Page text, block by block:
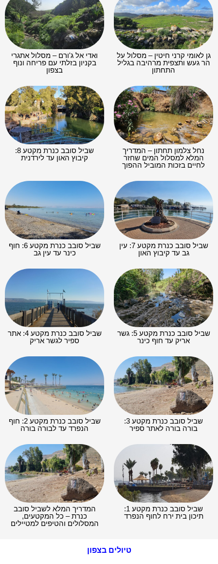
גן לאומי קרני חיטין – מסלול על
הר געש ותצפית מרהיבה בגליל
התחתון
ואדי אל ג'ורם – מסלול אתגרי
בקניון בזלתי עם פריחה ונוף
בצפון
נחל צלמון תחתון – המדריך
המלא למסלול המים שחזר
לחיים בזכות המוביל ההפוך
שביל סובב כנרת מקטע 8:
קיבוץ האון עד לירדנית
שביל סובב כנרת מקטע 7: עין
גב עד קיבוץ האון
שביל סובב כנרת מקטע 6: חוף
כינר עד עין גב
שביל סובב כנרת מקטע 5: גשר
אריק עד חוף כינר
שביל סובב כנרת מקטע 4: אתר
ספיר לגשר אריק
שביל סובב כנרת מקטע 3:
בורה בורה לאתר ספיר
שביל סובב כנרת מקטע 2: חוף
הנפרד עד לבורה בורה
שביל סובב כנרת מקטע 1:
תיכון בית ירח לחוף הנפרד
המדריך המלא לשביל סובב
כנרת – כל המקטעים,
המסלולים והטיפים למטיילים
טיולים בצפון